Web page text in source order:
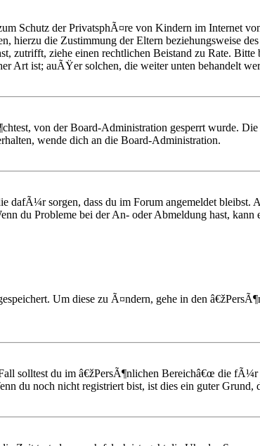
Schutz der PrivatsphÃ¤re von Kindern im Internet
hierzu die Zustimmung der Eltern beziehungsweise
zutrifft, ziehe einen rechtlichen Beistand zu Rate. Bitte
Art ist; auÃŸer solchen, die weiter unten behandelt
von der Board-Administration gesperrt wurde.
wende dich an die Board-Administration.
sorgen, dass du im Forum angemeldet bleibst.
du Probleme bei der An- oder Abmeldung hast,
Um diese zu Ã¤ndern, gehe in den
solltest du im â€žPersÃ¶nlichen Bereichâ€œ die
du noch nicht registriert bist, ist dies ein guter Grund,